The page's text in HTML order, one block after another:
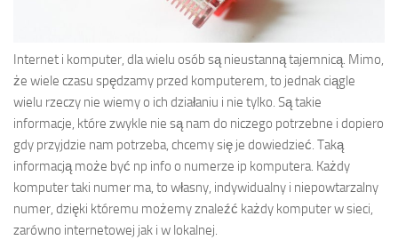
Internet i komputer, dla wielu osób są nieustanną tajemnicą. Mimo,
że wiele czasu spędzamy przed komputerem, to jednak ciągle
wielu rzeczy nie wiemy o ich działaniu i nie tylko. Są takie
informacje, które zwykle nie są nam do niczego potrzebne i dopiero
gdy przyjdzie nam potrzeba, chcemy się je dowiedzieć. Taką
informacją może być np info o numerze ip komputera. Każdy
komputer taki numer ma, to własny, indywidualny i niepowtarzalny
numer, dzięki któremu możemy znaleźć każdy komputer w sieci,
zarówno internetowej jak i w lokalnej.